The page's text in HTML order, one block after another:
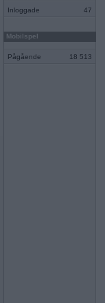
Inloggade 47
Mobilspel
Pågående 18 513